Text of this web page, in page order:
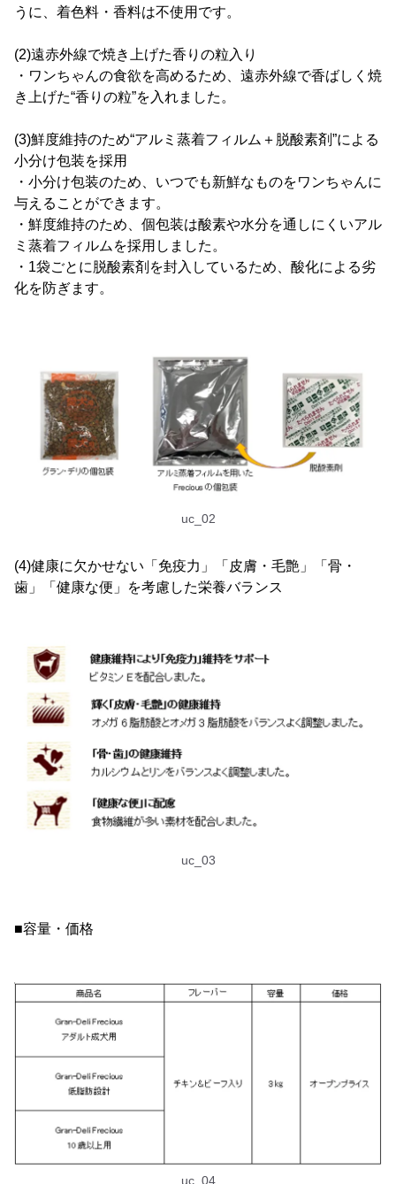
うに、着色料・香料は不使用です。
(2)遠赤外線で焼き上げた香りの粒入り
・ワンちゃんの食欲を高めるため、遠赤外線で香ばしく焼
き上げた“香りの粒”を入れました。
(3)鮮度維持のため“アルミ蒸着フィルム＋脱酸素剤”による
小分け包装を採用
・小分け包装のため、いつでも新鮮なものをワンちゃんに
与えることができます。
・鮮度維持のため、個包装は酸素や水分を通しにくいアル
ミ蒸着フィルムを採用しました。
・1袋ごとに脱酸素剤を封入しているため、酸化による劣
化を防ぎます。
uc_02
(4)健康に欠かせない「免疫力」「皮膚・毛艶」「骨・
歯」「健康な便」を考慮した栄養バランス
uc_03
■容量・価格
uc_04